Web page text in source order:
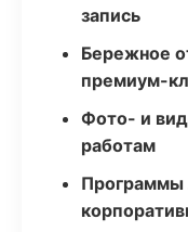
запись
Бережное
премиум-
Фото- и
работам
Программы